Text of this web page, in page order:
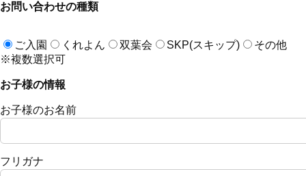
お問い合わせの種類
ご入園 くれよん 双葉会 SKP(スキップ)
その他
※複数選択可
お子様の情報
お子様のお名前
フリガナ